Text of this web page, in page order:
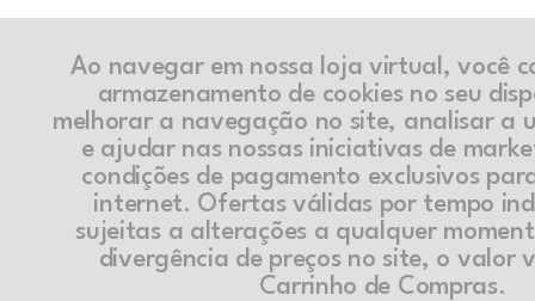
Ao navegar em nossa loja virtual, você
armazenamento de cookies no seu
melhorar a navegação no site, analisar a
e ajudar nas nossas iniciativas de
condições de pagamento exclusivos
internet. Ofertas válidas por tempo
sujeitas a alterações a qualquer
divergência de preços no site, o valor
Carrinho de Compras.